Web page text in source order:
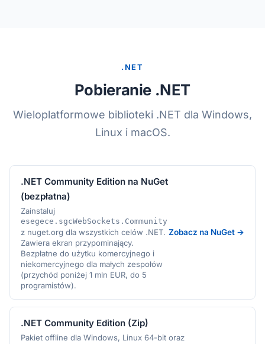
.NET
Pobieranie .NET
Wieloplatformowe biblioteki .NET dla Windows,
Linux i macOS.
.NET Community Edition na NuGet
(bezpłatna)
Zainstaluj
esegece.sgcWebSockets.Community
z nuget.org dla wszystkich celów .NET.
Zawiera ekran przypominający.
Bezpłatne do użytku komercyjnego i
niekomercyjnego dla małych zespołów
(przychód poniżej 1 mln EUR, do 5
programistów).
Zobacz na NuGet →
.NET Community Edition (Zip)
Pakiet offline dla Windows, Linux 64-bit oraz